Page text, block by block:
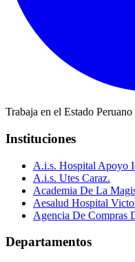
Trabaja en el Estado Peruano
Instituciones
A.i.s. Hospital Apoyo
A.i.s. Utes Caraz.
Academia De La
Aesalud Hospital
Agencia De Compras
Departamentos